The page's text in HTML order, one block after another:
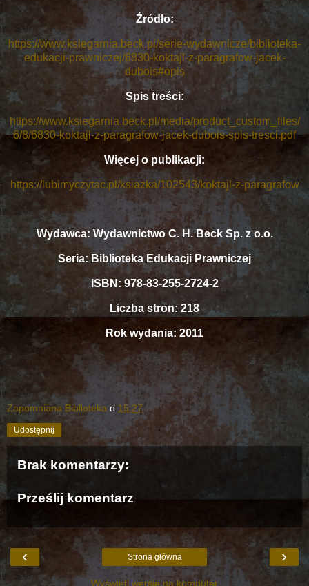
Źródło:
https://www.ksiegarnia.beck.pl/serie-wydawnicze/biblioteka-
edukacji-prawniczej/6830-koktajl-z-paragrafow-jacek-
dubois#opis
Spis treści:
https://www.ksiegarnia.beck.pl/media/product_custom_files/
6/8/6830-koktajl-z-paragrafow-jacek-dubois-spis-tresci.pdf
Więcej o publikacji:
https://lubimyczytac.pl/ksiazka/102543/koktajl-z-paragrafow
Wydawca: Wydawnictwo C. H. Beck Sp. z o.o.
Seria: Biblioteka Edukacji Prawniczej
ISBN: 978-83-255-2724-2
Liczba stron: 218
Rok wydania: 2011
Zapomniana Biblioteka o 15:27
Udostępnij
Brak komentarzy:
Prześlij komentarz
‹ ›
Strona główna
Wyświetl wersję na komputer